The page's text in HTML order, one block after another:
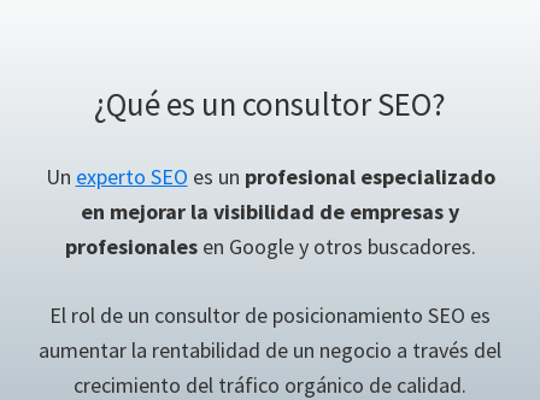
¿Qué es un consultor SEO?
Un experto SEO es un profesional especializado
en mejorar la visibilidad de empresas y
profesionalesen Google y otros buscadores.
El rol de un consultor de posicionamiento SEO es
aumentar la rentabilidad de un negocio a través del
crecimiento del tráfico orgánico de calidad.